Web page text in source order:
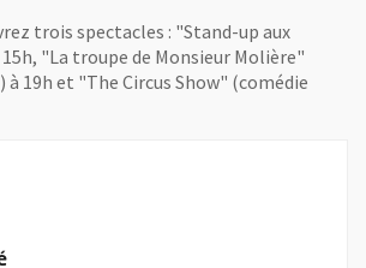
trois spectacles : "Stand-up aux
"La troupe de Monsieur Molière"
à 19h et "The Circus Show" (comédie